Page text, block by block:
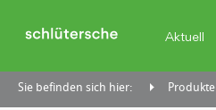
Aktuell
Sie befinden sich hier: Produkte